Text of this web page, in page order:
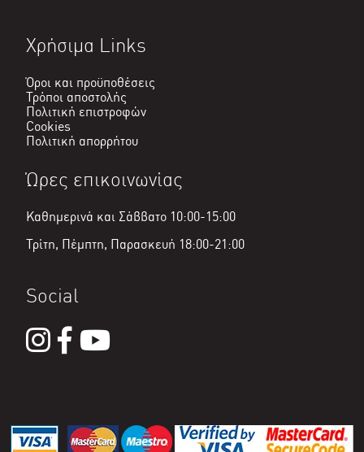
Χρήσιμα Links
Όροι και προϋποθέσεις
Τρόποι αποστολής
Πολιτική επιστροφών
Cookies
Πολιτική απορρήτου
Ώρες επικοινωνίας
Καθημερινά και Σάββατο 10:00-15:00
Τρίτη, Πέμπτη, Παρασκευή 18:00-21:00
Social